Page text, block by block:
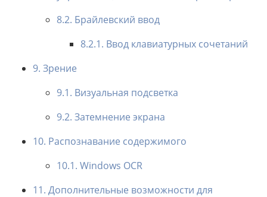
8.2. Брайлевский ввод
8.2.1. Ввод клавиатурных сочетаний
9. Зрение
9.1. Визуальная подсветка
9.2. Затемнение экрана
10. Распознавание содержимого
10.1. Windows OCR
11. Дополнительные возможности для